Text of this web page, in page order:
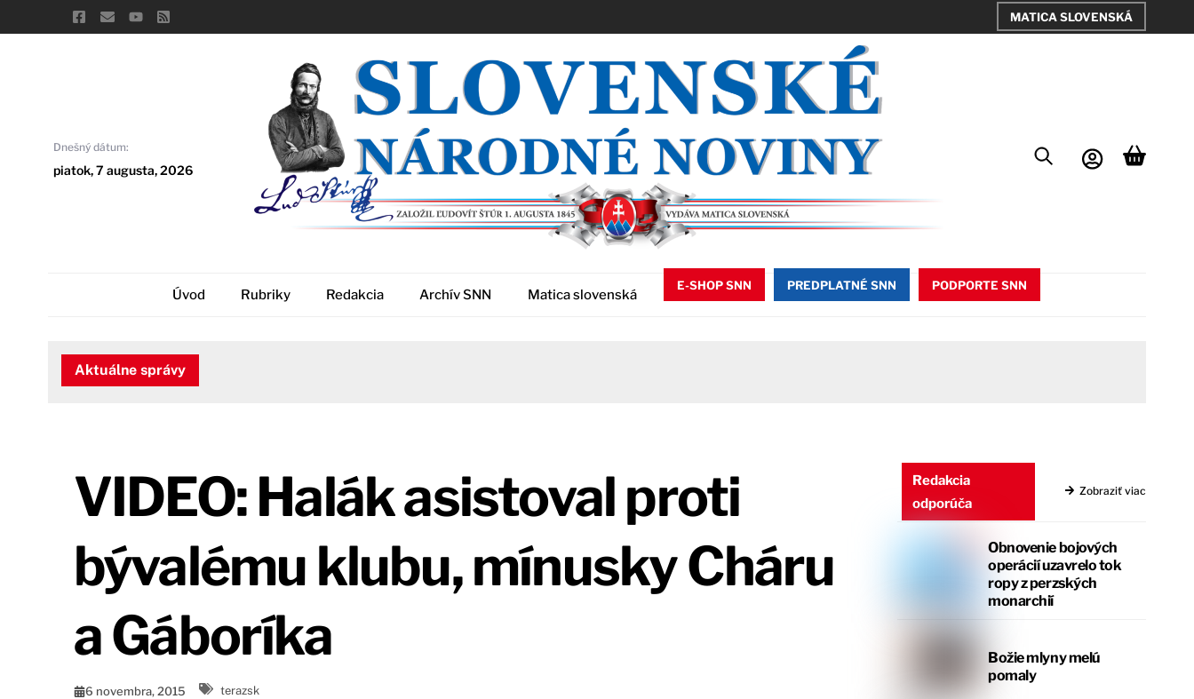
to
MATICA SLOVENSKÁ
Dnešný dátum:
piatok, 7 augusta, 2026
Úvod Rubriky Redakcia Archív SNN Matica slovenská
E-SHOP SNN PREDPLATNÉ SNN PODPORTE SNN
Aktuálne správy
VIDEO: Halák asistoval proti
bývalému klubu, mínusky Cháru
a Gáboríka
6 novembra, 2015 terazsk
Redakcia
odporúča
Zobraziť viac
Obnovenie bojových
operácií uzavrelo tok
ropy z perzských
monarchií
Božie mlyny melú
pomaly